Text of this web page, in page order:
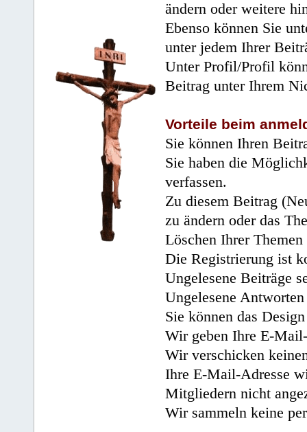
ändern oder weitere
Ebenso können Sie
unter jedem Ihrer
Unter Profil/Profil
Beitrag unter Ihrem
Vorteile beim
Sie können Ihren
Sie haben die
verfassen.
Zu diesem Beitrag
zu ändern oder das
Löschen Ihrer
Die Registrierung ist
Ungelesene Beiträge
Ungelesene
Sie können das
Wir geben Ihre E-
Wir verschicken
Ihre E-Mail-Adresse
Mitgliedern nicht
Wir sammeln keine